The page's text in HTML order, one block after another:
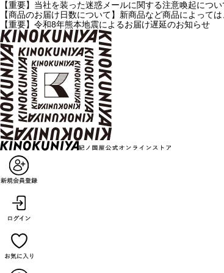
【重要】当社を装った迷惑メールに関する注意喚起につ
【商品のお届け日数について】新商品など商品によって
【重要】令和8年熊本地震によるお届け遅延のお知らせ